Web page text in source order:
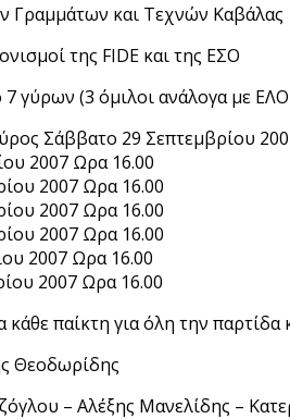
Γραμμάτων και Τεχνών Καβάλας
της FIDE και της ΕΣΟ
7 γύρων (3 όμιλοι ανάλογα με ΕΛΟ
Σάββατο 29 Σεπτεμβρίου
2007 Ωρα 16.00
2007 Ωρα 16.00
2007 Ωρα 16.00
2007 Ωρα 16.00
2007 Ωρα 16.00
2007 Ωρα 16.00
κάθε παίκτη για όλη την
Θεοδωρίδης
– Αλέξης Μανελίδης –